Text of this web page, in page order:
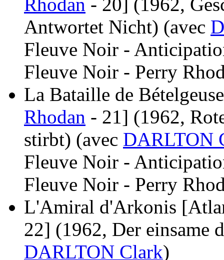
Antwortet Nicht) (avec
Fleuve Noir -
Fleuve Noir - Perry
La Bataille de
Rhodan - 21] (1962,
stirbt) (avec DARLTON
Fleuve Noir -
Fleuve Noir - Perry
L'Amiral d'Arkonis
22] (1962, Der einsame
DARLTON Clark)